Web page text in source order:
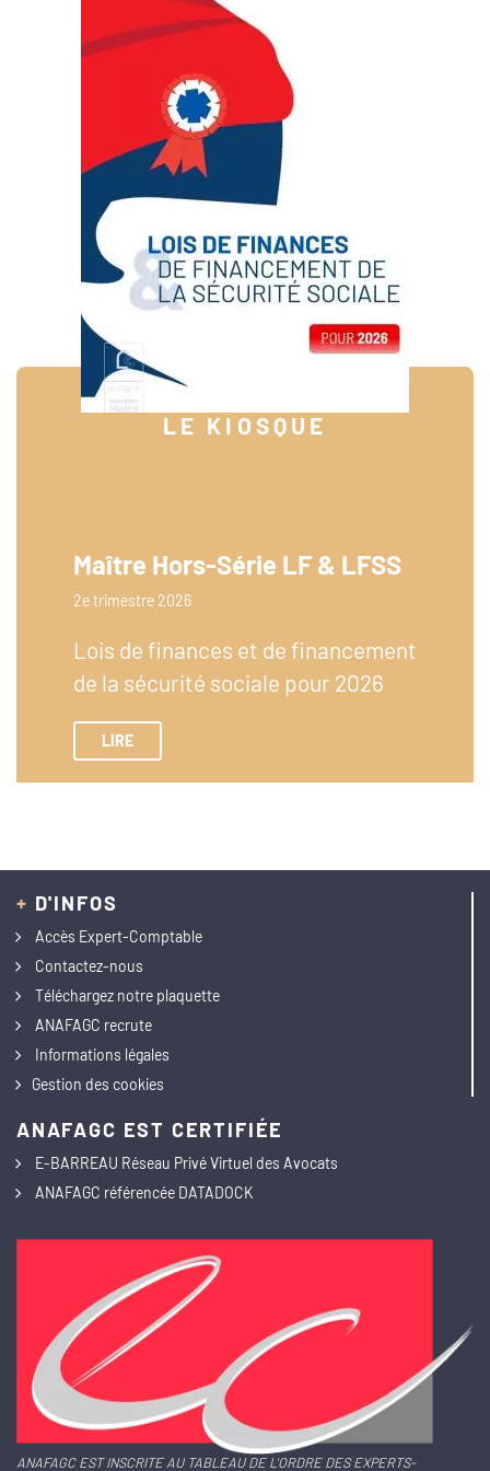
LE KIOSQUE
Maître Hors-Série LF & LFSS
2e trimestre 2026
Lois de finances et de financement
de la sécurité sociale pour 2026
LIRE
+ D'INFOS
Accès Expert-Comptable
Contactez-nous
Téléchargez notre plaquette
ANAFAGC recrute
Informations légales
Gestion des cookies
ANAFAGC EST CERTIFIÉE
E-BARREAU Réseau Privé Virtuel des Avocats
ANAFAGC référencée DATADOCK
ANAFAGC EST INSCRITE AU TABLEAU DE L'ORDRE DES EXPERTS-